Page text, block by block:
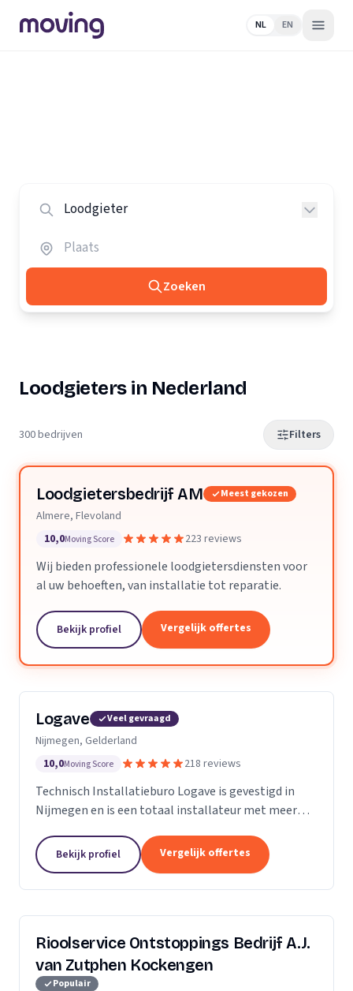
NL EN
Zoeken
Loodgieters in Nederland
300 bedrijven Filters
Loodgietersbedrijf AM Meest gekozen
Almere, Flevoland
10,0Moving Score 223 reviews
Wij bieden professionele loodgietersdiensten voor
al uw behoeften, van installatie tot reparatie.
Bekijk profiel Vergelijk offertes
Logave Veel gevraagd
Nijmegen, Gelderland
10,0Moving Score 218 reviews
Technisch Installatieburo Logave is gevestigd in
Nijmegen en is een totaal installateur met meer
cv-combiketels, maar zijn gespecialiseerd in de...
Bekijk profiel Vergelijk offertes
Rioolservice Ontstoppings Bedrijf A.J.
van Zutphen Kockengen
Populair